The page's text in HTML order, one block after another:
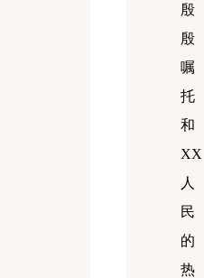
殷
殷
嘱
托
和
XX
人
民
的
热